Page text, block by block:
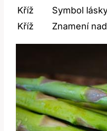
Kříž
Symbol
Kříž
Znamení